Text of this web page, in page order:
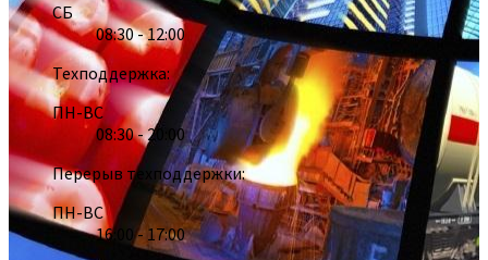
СБ
08:30 - 12:00
Техподдержка:
ПН-ВС
08:30 - 20:00
Перерыв техподдержки:
ПН-ВС
16:00 - 17:00